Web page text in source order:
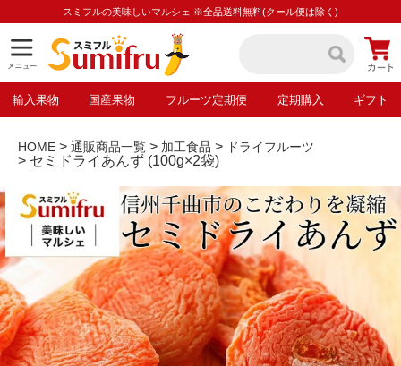
スミフルの美味しいマルシェ ※全品送料無料(クール便は除く)
輸入果物 国産果物 フルーツ定期便 定期購入 ギフト
HOME 通販商品一覧 加工食品 ドライフルーツ
セミドライあんず (100g×2袋)